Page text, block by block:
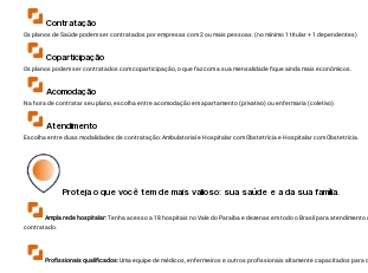
Contratação
Os planos de Saúde podem ser contratados por empresas com 2 ou mais pessoas. (no mínimo 1 titular + 1 dependentes)
Coparticipação
Os planos podem ser contratados com coparticipação, o que faz com a sua mensalidade fique ainda mais econômicos.
Acomodação
Na hora de contratar seu plano, escolha entre acomodação em apartamento (privativo) ou enfermaria (coletivo).
Atendimento
Escolha entre duas modalidades de contratação: Ambulatorial e Hospitalar com Obstetrícia e Hospitalar com Obstetrícia.
Proteja o que você tem de mais valioso: sua saúde e a da sua família.
Ampla rede hospitalar:Tenha acesso a 18 hospitais no Vale do Paraíba e dezenas em todo o Brasil para
contratado.
Profissionais qualificados:Uma equipe de médicos, enfermeiros e outros profissionais altamente capacitados para